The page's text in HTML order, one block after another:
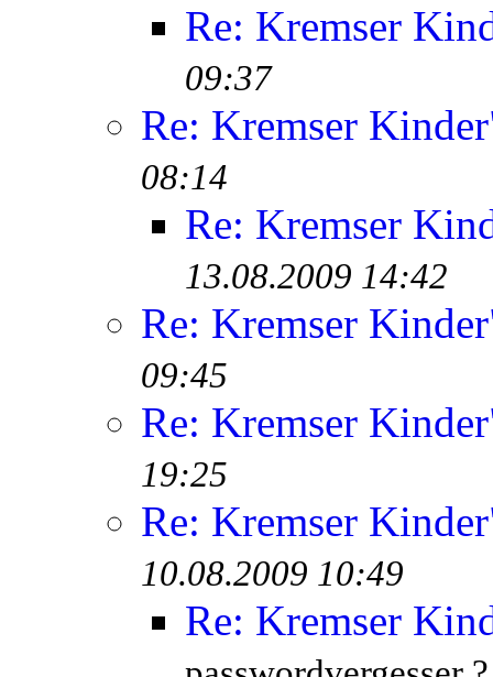
Re: Kremser
09:37
Re: Kremser
08:14
Re: Kremser
13.08.2009 14:42
Re: Kremser
09:45
Re: Kremser
19:25
Re: Kremser
10.08.2009 10:49
Re: Kremser